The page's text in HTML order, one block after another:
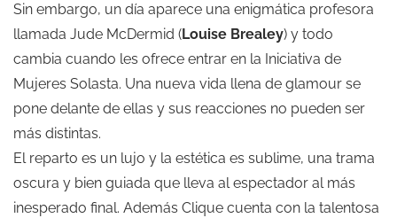
Sin embargo, un día aparece una enigmática profesora
llamada Jude McDermid (Louise Brealey) y todo
cambia cuando les ofrece entrar en la Iniciativa de
Mujeres Solasta. Una nueva vida llena de glamour se
pone delante de ellas y sus reacciones no pueden ser
más distintas.
El reparto es un lujo y la estética es sublime, una trama
oscura y bien guiada que lleva al espectador al más
inesperado final. Además Clique cuenta con la talentosa